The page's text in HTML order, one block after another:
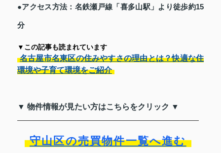
●アクセス方法：名鉄瀬戸線「喜多山駅」より徒歩約15
分
▼この記事も読まれています
名古屋市名東区の住みやすさの理由とは？快適な住
環境や子育て環境をご紹介
▼ 物件情報が見たい方はこちらをクリック ▼
守山区の売買物件一覧へ進む